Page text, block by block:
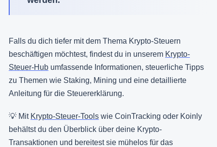
Falls du dich tiefer mit dem Thema Krypto-Steuern
beschäftigen möchtest, findest du in unserem Krypto-
Steuer-Hub umfassende Informationen, steuerliche Tipps
zu Themen wie Staking, Mining und eine detaillierte
Anleitung für die Steuererklärung.
💡 Mit Krypto-Steuer-Tools wie CoinTracking oder Koinly
behältst du den Überblick über deine Krypto-
Transaktionen und bereitest sie mühelos für das